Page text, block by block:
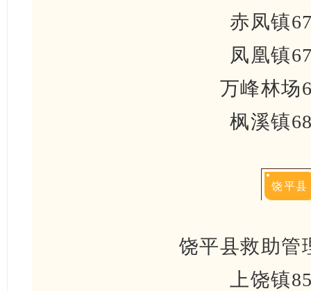
赤凤镇
凤凰镇
万峰林场
枫溪镇
饶平县
饶平县救助管
上饶镇